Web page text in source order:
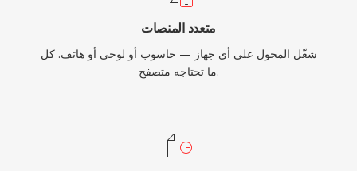
متعدد المنصات
شغّل المحول على أي جهاز — حاسوب أو لوحي أو هاتف. كل
ما تحتاجه متصفح.